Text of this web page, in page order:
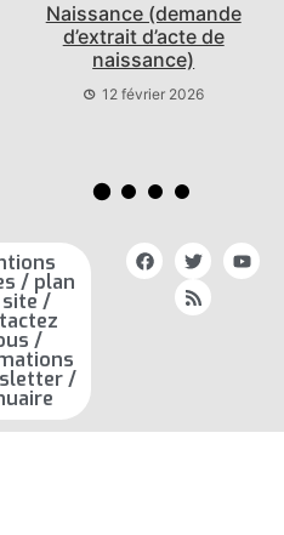
Naissance (demande
d’extrait d’acte de
naissance)
12 février 2026
/ plan
/
/
/